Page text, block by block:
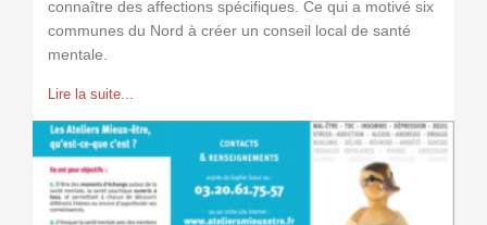
connaître des affections spécifiques. Ce qui a motivé six
communes du Nord à créer un conseil local de santé
mentale.
Lire la suite...